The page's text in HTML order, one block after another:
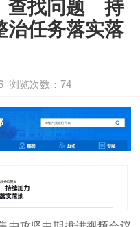
查找问题 持
治任务落实落
浏览次数：74